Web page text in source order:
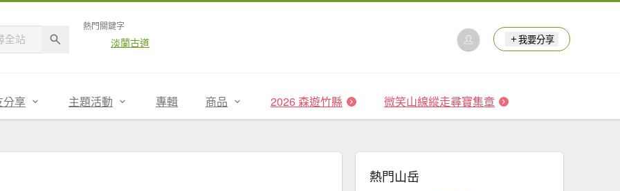
熱門關鍵字
淡蘭古道 我要分享
分享 主題活動 專輯 商品 2026 森遊竹縣 微笑山線縱走尋寶集章
熱門山岳